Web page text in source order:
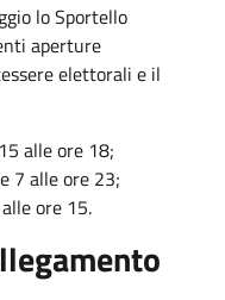
lo Sportello
aperture
elettorali e il
alle ore 18;
7 alle ore 23;
ore 15.